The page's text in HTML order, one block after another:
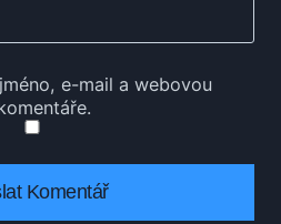
e-mail a webovou